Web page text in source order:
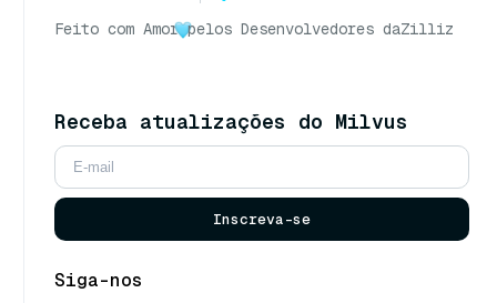
Feito com Amor pelos Desenvolvedores daZilliz
Receba atualizações do Milvus
Inscreva-se
Siga-nos